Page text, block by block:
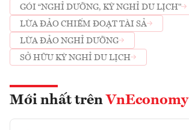
GÓI “NGHỈ DƯỠNG, KỲ NGHỈ DU LỊCH"
LỪA ĐẢO CHIẾM ĐOẠT TÀI SẢ
LỪA ĐẢO NGHỈ DƯỠNG
SỞ HỮU KỲ NGHỈ DU LỊCH
Mới nhất trên VnEconomy